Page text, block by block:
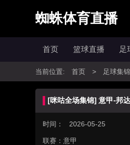
蜘蛛体育直播
首页 篮球直播 足
当前位置: 首页 > 足球集锦
[咪咕全场集锦] 意甲-邦
时间： 2026-05-25
联赛： 意甲